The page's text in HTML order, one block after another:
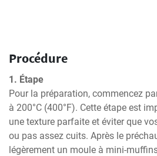
Procédure
1. Étape
Pour la préparation, commencez
à 200°C (400°F). Cette étape est
une texture parfaite et éviter que
ou pas assez cuits. Après le
légèrement un moule à mini-